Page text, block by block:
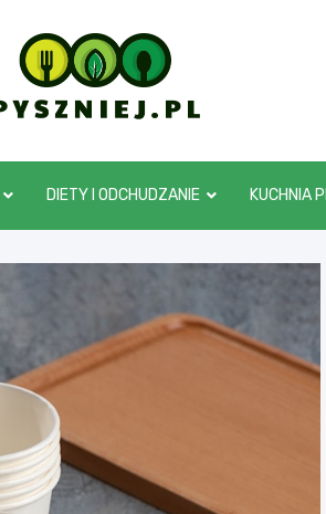
DIETY I ODCHUDZANIE KUCHNIA